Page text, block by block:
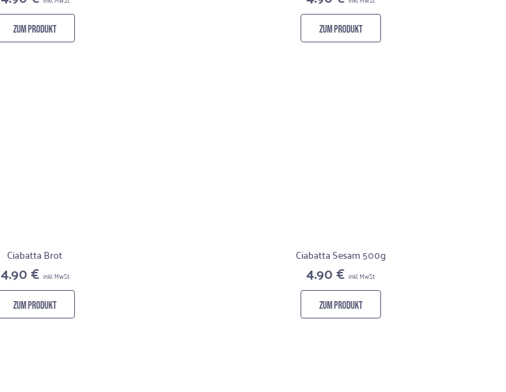
ZUM PRODUKT ZUM PRODUKT
Ciabatta Brot
4.90 € inkl. MwSt
ZUM PRODUKT
Ciabatta Sesam 500g
4.90 €inkl. MwSt
ZUM PRODUKT